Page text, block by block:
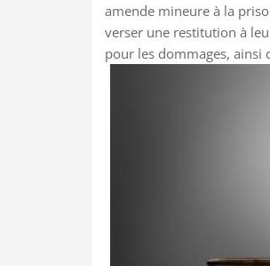
amende mineure à la
verser une restitution à
pour les dommages, ainsi